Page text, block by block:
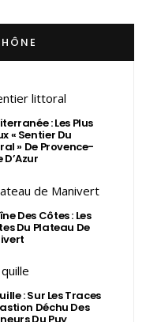
: Les Plus
« Sentier Du
» De Provence-
D’Azur
Des Côtes : Les
Du Plateau De
: Sur Les Traces
Déchu Des